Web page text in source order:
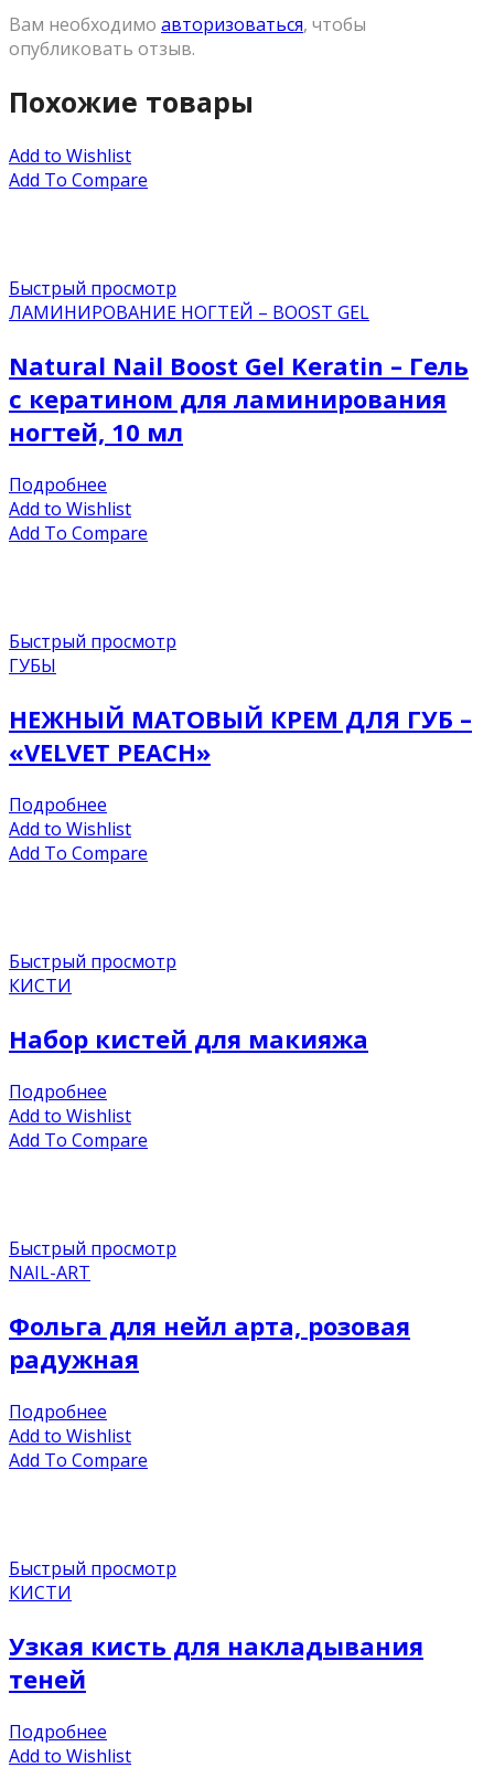
Вам необходимо авторизоваться, чтобы
опубликовать отзыв.
Похожие товары
Add to Wishlist
Add To Compare
Быстрый просмотр
ЛАМИНИРОВАНИЕ НОГТЕЙ – BOOST GEL
Natural Nail Boost Gel Keratin – Гель
с кератином для ламинирования
ногтей, 10 мл
Подробнее
Add to Wishlist
Add To Compare
Быстрый просмотр
ГУБЫ
НЕЖНЫЙ МАТОВЫЙ КРЕМ ДЛЯ ГУБ –
«VELVET PEACH»
Подробнее
Add to Wishlist
Add To Compare
Быстрый просмотр
КИСТИ
Набор кистей для макияжа
Подробнее
Add to Wishlist
Add To Compare
Быстрый просмотр
NAIL-ART
Фольга для нейл арта, розовая
радужная
Подробнее
Add to Wishlist
Add To Compare
Быстрый просмотр
КИСТИ
Узкая кисть для накладывания
теней
Подробнее
Add to Wishlist